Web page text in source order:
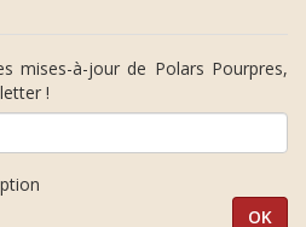
mises-à-jour de Polars Pourpres,
!